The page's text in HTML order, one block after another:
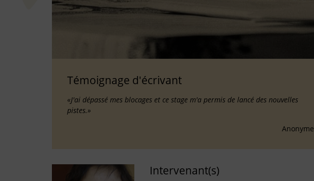
Témoignage d'écrivant
«J'ai dépassé mes blocages et ce stage m'a permis de lancé des nouvelles
pistes.»
Anonyme
Intervenant(s)